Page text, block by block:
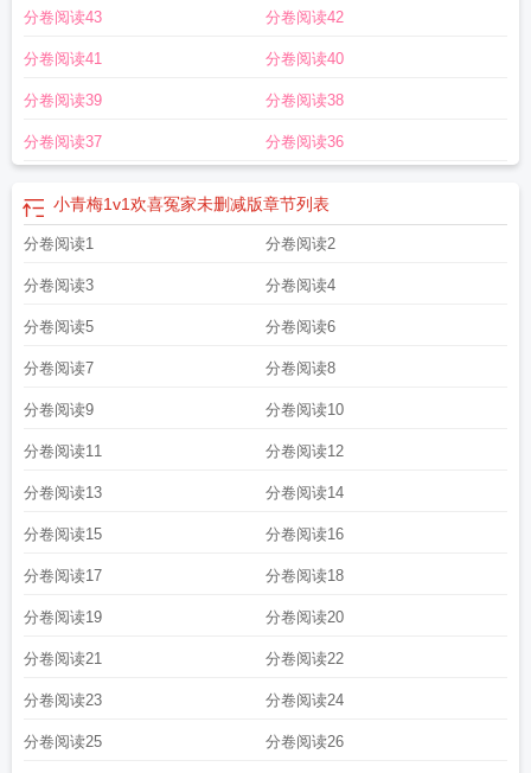
分卷阅读43 分卷阅读42
分卷阅读41 分卷阅读40
分卷阅读39 分卷阅读38
分卷阅读37 分卷阅读36
小青梅1v1欢喜冤家未删减版章节列表
分卷阅读1 分卷阅读2
分卷阅读3 分卷阅读4
分卷阅读5 分卷阅读6
分卷阅读7 分卷阅读8
分卷阅读9 分卷阅读10
分卷阅读11 分卷阅读12
分卷阅读13 分卷阅读14
分卷阅读15 分卷阅读16
分卷阅读17 分卷阅读18
分卷阅读19 分卷阅读20
分卷阅读21 分卷阅读22
分卷阅读23 分卷阅读24
分卷阅读25 分卷阅读26